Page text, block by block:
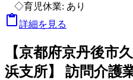
◇育児休業: あり
詳細を見る
【京都府京丹後市
浜支所】 訪問介護